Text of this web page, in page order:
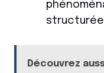
Découvrez